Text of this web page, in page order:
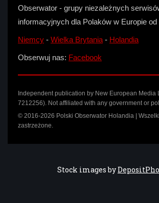
Obserwator - grupy niezależnych
informacyjnych dla Polaków w Europie od
Niemcy - Wielka Brytania- Holandia
Obserwuj nas: Facebook
Independent publication by New European Media
7212256). Not affiliated with any government or
© 2016-2026 Polski Obserwator Holandia |
zastrzeżone.
Stock images by